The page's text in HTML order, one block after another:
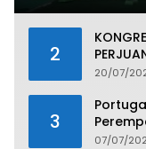
2
20/07/
3
07/07/